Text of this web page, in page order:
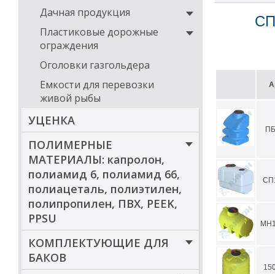
Дачная продукция
Пластиковые дорожные
ограждения
Оголовки газгольдера
Емкости для перевозки
живой рыбы
УЦЕНКА
ПОЛИМЕРНЫЕ
МАТЕРИАЛЫ: капролон,
полиамид 6, полиамид 66,
полиацеталь, полиэтилен,
полипропилен, ПВХ, PEEK,
PPSU
КОМПЛЕКТУЮЩИЕ ДЛЯ
БАКОВ